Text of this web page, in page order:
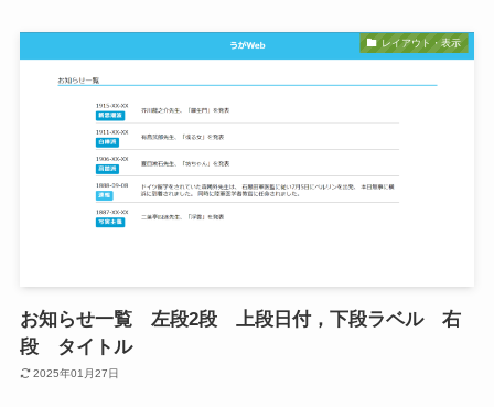
レイアウト・表示
お知らせ一覧 左段2段 上段日付，下段ラベル 右
段 タイトル
2025年01月27日